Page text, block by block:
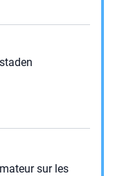
sur les